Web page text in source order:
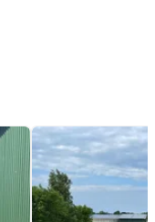
Image 1 of 3